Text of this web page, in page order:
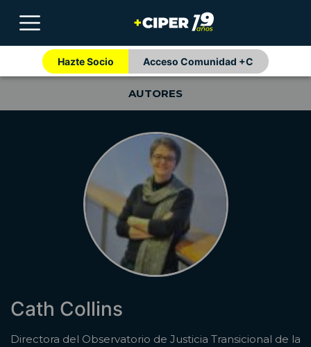
Hazte Socio Acceso Comunidad +C
AUTORES
Cath Collins
Directora del Observatorio de Justicia Transicional de la